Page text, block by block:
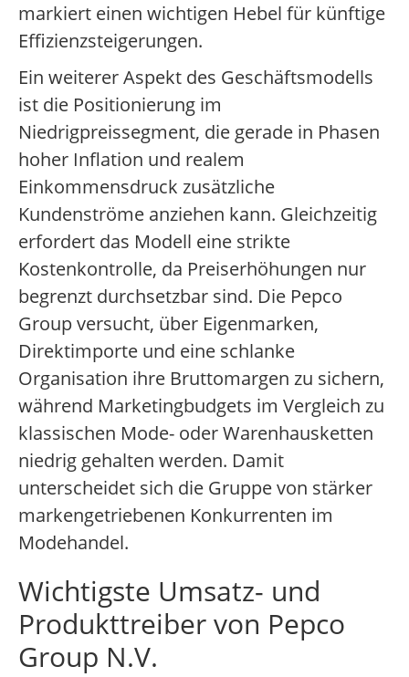
markiert einen wichtigen Hebel für künftige
Effizienzsteigerungen.
Ein weiterer Aspekt des Geschäftsmodells
ist die Positionierung im
Niedrigpreissegment, die gerade in Phasen
hoher Inflation und realem
Einkommensdruck zusätzliche
Kundenströme anziehen kann. Gleichzeitig
erfordert das Modell eine strikte
Kostenkontrolle, da Preiserhöhungen nur
begrenzt durchsetzbar sind. Die Pepco
Group versucht, über Eigenmarken,
Direktimporte und eine schlanke
Organisation ihre Bruttomargen zu sichern,
während Marketingbudgets im Vergleich zu
klassischen Mode- oder Warenhausketten
niedrig gehalten werden. Damit
unterscheidet sich die Gruppe von stärker
markengetriebenen Konkurrenten im
Modehandel.
Wichtigste Umsatz- und
Produkttreiber von Pepco
Group N.V.